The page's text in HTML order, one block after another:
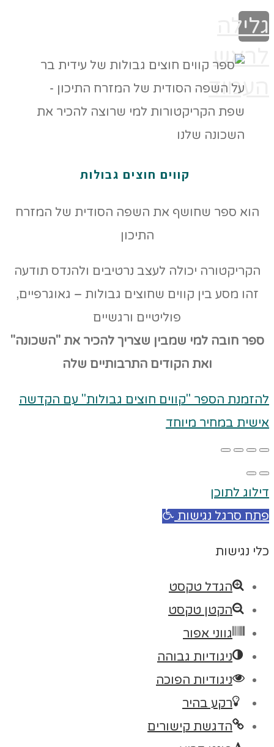
גלילה
לראש
העמוד
קווים חוצים גבולות
הוא ספר שחושף את השפה הסודית של המזרח
התיכון
הקריקטורה יכולה לעצב נרטיבים ולהנדס תודעה
זהו מסע בין קווים שחוצים גבולות – גאוגרפיים,
פוליטיים ורגשיים
ספר חובה למי שמבין שצריך להכיר את "השכונה"
ואת הקודים התרבותיים שלה
להזמנת הספר "קווים חוצים גבולות" עם הקדשה
אישית במחיר מיוחד
דילוג לתוכן
פתח סרגל נגישות
כלי נגישות
הגדל טקסט
הקטן טקסט
גווני אפור
ניגודיות גבוהה
ניגודיות הפוכה
רקע בהיר
הדגשת קישורים